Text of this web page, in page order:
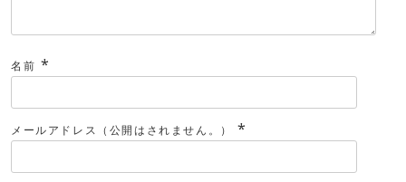
名前 *
メールアドレス（公開はされません。） *